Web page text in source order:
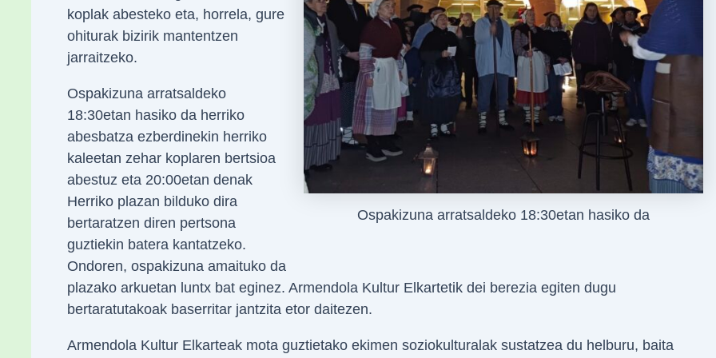
Ospakizuna arratsaldeko 18:30etan hasiko da
koplak abesteko eta, horrela, gure
ohiturak bizirik mantentzen
jarraitzeko.
Ospakizuna arratsaldeko
18:30etan hasiko da herriko
abesbatza ezberdinekin herriko
kaleetan zehar koplaren bertsioa
abestuz eta 20:00etan denak
Herriko plazan bilduko dira
bertaratzen diren pertsona
guztiekin batera kantatzeko.
Ondoren, ospakizuna amaituko da
plazako arkuetan luntx bat eginez. Armendola Kultur Elkartetik dei berezia egiten dugu
bertaratutakoak baserritar jantzita etor daitezen.
Armendola Kultur Elkarteak mota guztietako ekimen soziokulturalak sustatzea du helburu, baita